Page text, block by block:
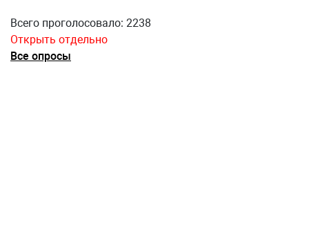
Всего проголосовало: 2238
Открыть отдельно
Все опросы